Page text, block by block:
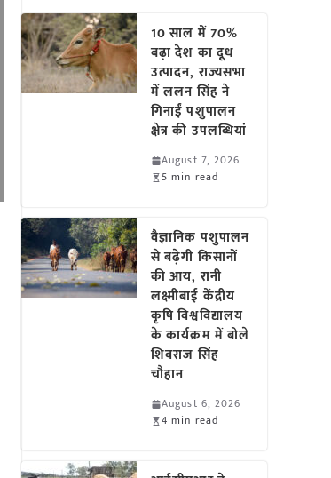
10 साल में 70%
बढ़ा देश का दूध
उत्पादन, राज्यसभा
में ललन सिंह ने
गिनाईं पशुपालन
क्षेत्र की उपलब्धियां
August 7, 2026
5 min read
वैज्ञानिक पशुपालन
से बढ़ेगी किसानों
की आय, रानी
लक्ष्मीबाई केंद्रीय
कृषि विश्वविद्यालय
के कार्यक्रम में बोले
शिवराज सिंह
चौहान
August 6, 2026
4 min read